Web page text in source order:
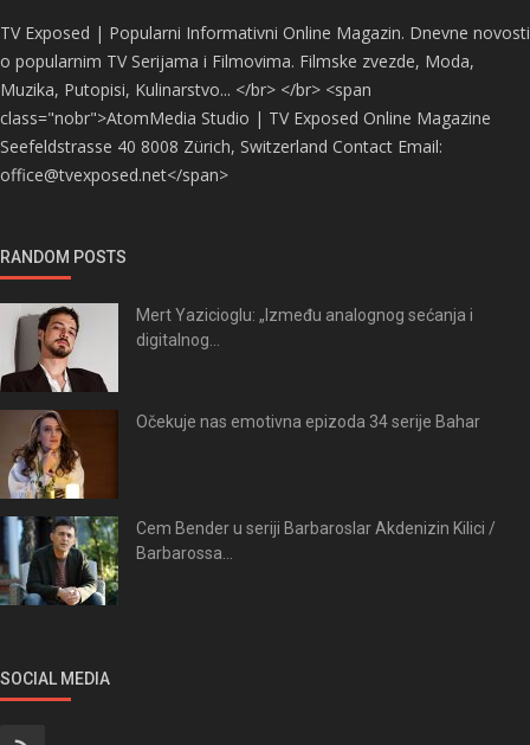
TV Exposed | Popularni Informativni Online Magazin. Dnevne novosti
o popularnim TV Serijama i Filmovima. Filmske zvezde, Moda,
Muzika, Putopisi, Kulinarstvo... </br> </br> <span
class="nobr">AtomMedia Studio | TV Exposed Online Magazine
Seefeldstrasse 40 8008 Zürich, Switzerland Contact Email:
office@tvexposed.net</span>
RANDOM POSTS
Mert Yazicioglu: „Između analognog sećanja i
digitalnog...
Očekuje nas emotivna epizoda 34 serije Bahar
Cem Bender u seriji Barbaroslar Akdenizin Kilici /
Barbarossa...
SOCIAL MEDIA